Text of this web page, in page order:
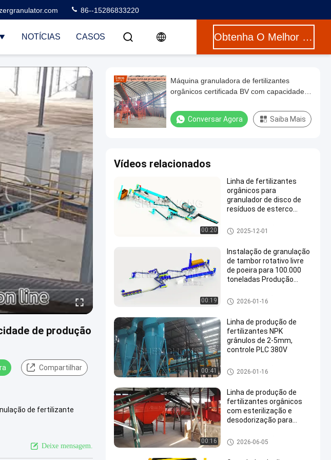
86--15286833220
NOTÍCIAS CASOS Obtenha O Melhor Preço
de produção
Compartilhar
de fertilizante
Deixe mensagem.
Máquina granuladora de fertilizantes
orgânicos certificada BV com capacidade
granulado ajustável de 0,3-3,0 mm
Conversar Agora Saiba Mais
Vídeos relacionados
00:20
Linha de fertilizantes
orgânicos para
granulador de disco de
resíduos de esterco
Linha de produção do adubo o
rgânico
2025-12-01
00:19
Instalação de granulação
de tambor rotativo livre
de poeira para 100.000
toneladas Produção
esféricas de 1 mm-3 mm
com teor de NPK
linha de produção de fertilizan
tes compostos
2026-01-16
00:41
Linha de produção de
fertilizantes NPK
grânulos de 2-5mm,
controle PLC 380V
linha de produção de fertilizan
tes compostos
2026-01-16
00:16
Linha de produção de
fertilizantes orgânicos
com esterilização e
desodorização para
taxa de granulação de
95%
Linha de produção do adubo o
rgânico
2026-06-05